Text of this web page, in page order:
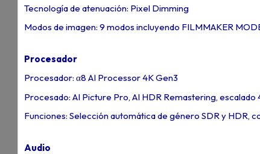
Tecnología de atenuación: Pixel Dimming
Modos de imagen: 9 modos incluyendo FILMMAKER
Procesador
Procesador: α8 AI Processor 4K Gen3
Procesado: AI Picture Pro, AI HDR Remastering,
Funciones: Selección automática de género SDR y HDR,
Audio